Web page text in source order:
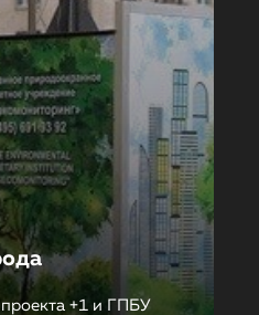
+1 и ГПБУ